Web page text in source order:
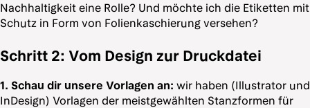
Nachhaltigkeit eine Rolle? Und möchte ich die Etiketten mit
Schutz in Form von Folienkaschierung versehen?
Schritt 2: Vom Design zur Druckdatei
1. Schau dir unsere Vorlagen an: wir haben (Illustrator und
InDesign) Vorlagen der meistgewählten Stanzformen für